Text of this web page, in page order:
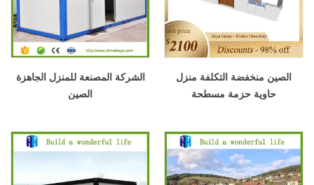
الشركة المصنعة للمنزل الجاهزة
الصين
الصين منخفضة التكلفة منزل
حاوية حزمة مسطحة